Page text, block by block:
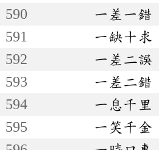
590
一差一錯
591
一缺十求
592
一差二誤
593
一差二錯
594
一息千里
595
一笑千金